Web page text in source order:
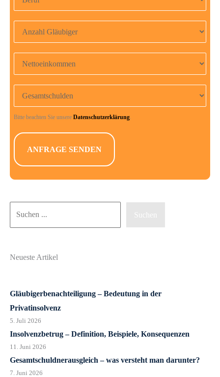
Anzahl Gläubiger
Nettoeinkommen
Gesamtschulden
Bitte beachten Sie unsere Datenschutzerklärung
Suchen
Neueste Artikel
Gläubigerbenachteiligung – Bedeutung in der
Privatinsolvenz
5. Juli 2026
Insolvenzbetrug – Definition, Beispiele, Konsequenzen
11. Juni 2026
Gesamtschuldnerausgleich – was versteht man darunter?
7. Juni 2026